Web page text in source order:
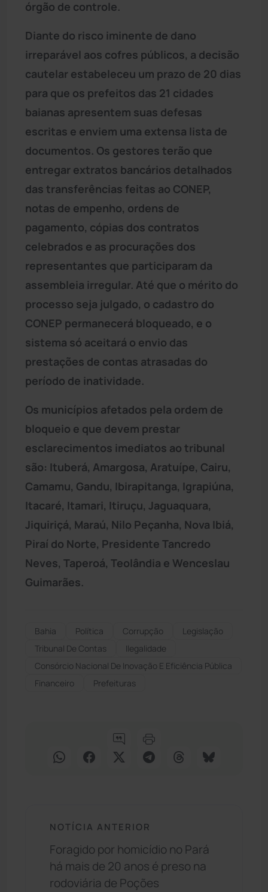
órgão de controle.
Diante do risco iminente de dano
irreparável aos cofres públicos, a decisão
cautelar estabeleceu um prazo de 20 dias
para que os prefeitos das 21 cidades
baianas apresentem suas defesas
escritas e enviem uma extensa lista de
documentos. Os gestores terão que
entregar extratos bancários detalhados
das transferências feitas ao CONEP,
notas de empenho, ordens de
pagamento, cópias dos contratos
celebrados e as procurações dos
representantes que participaram da
assembleia irregular. Até que o mérito do
processo seja julgado, o cadastro do
CONEP permanecerá bloqueado, e o
sistema só aceitará o envio das
prestações de contas atrasadas do
período de inatividade.
Os municípios afetados pela ordem de
bloqueio e que devem prestar
esclarecimentos imediatos ao tribunal
são: Ituberá, Amargosa, Aratuípe, Cairu,
Camamu, Gandu, Ibirapitanga, Igrapiúna,
Itacaré, Itamari, Itiruçu, Jaguaquara,
Jiquiriçá, Maraú, Nilo Peçanha, Nova Ibiá,
Piraí do Norte, Presidente Tancredo
Neves, Taperoá, Teolândia e Wenceslau
Guimarães.
Bahia Política Corrupção
Legislação
Tribunal De Contas
Ilegalidade
Consórcio Nacional De Inovação E Eficiência Pública
Financeiro
Prefeituras
NOTÍCIA ANTERIOR
Foragido por homicídio no Pará
há mais de 20 anos é preso na
rodoviária de Poções